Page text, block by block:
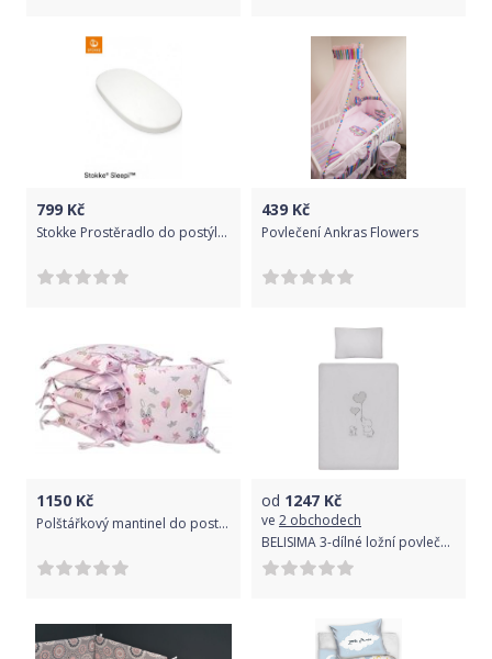
799 Kč
Stokke Prostěradlo do postýlky Sleepi™ V3, White
439 Kč
Povlečení Ankras Flowers
1150 Kč
Polštářkový mantinel do postýlky bavlna - LIŠKA A ZAJÍC na růžovém - BabyNellys
od 1247 Kč
ve 2 obchodech
BELISIMA 3-dílné ložní povlečení Belisima Amigo 90/120 šedé Šedá